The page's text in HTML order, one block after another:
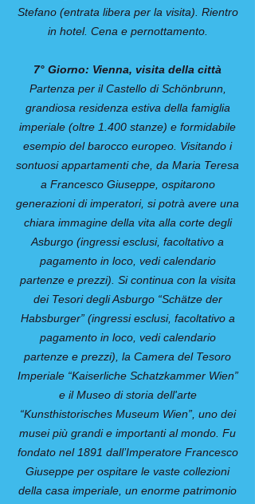
Stefano (entrata libera per la visita). Rientro
in hotel. Cena e pernottamento.
7° Giorno: Vienna, visita della città
Partenza per il Castello di Schönbrunn,
grandiosa residenza estiva della famiglia
imperiale (oltre 1.400 stanze) e formidabile
esempio del barocco europeo. Visitando i
sontuosi appartamenti che, da Maria Teresa
a Francesco Giuseppe, ospitarono
generazioni di imperatori, si potrà avere una
chiara immagine della vita alla corte degli
Asburgo (ingressi esclusi, facoltativo a
pagamento in loco, vedi calendario
partenze e prezzi). Si continua con la visita
dei Tesori degli Asburgo “Schätze der
Habsburger” (ingressi esclusi, facoltativo a
pagamento in loco, vedi calendario
partenze e prezzi), la Camera del Tesoro
Imperiale “Kaiserliche Schatzkammer Wien”
e il Museo di storia dell'arte
“Kunsthistorisches Museum Wien”, uno dei
musei più grandi e importanti al mondo. Fu
fondato nel 1891 dall’Imperatore Francesco
Giuseppe per ospitare le vaste collezioni
della casa imperiale, un enorme patrimonio